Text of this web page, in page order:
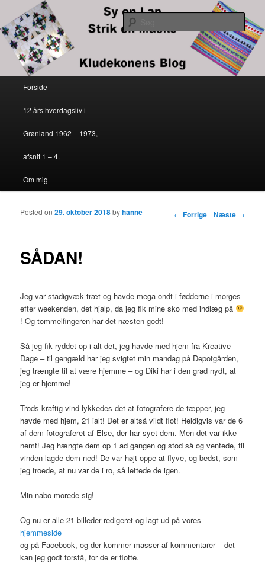
Sy en lap – strik en maske
Kludekonens blog
Søg
Fortsæt til primært indhold
Fortsæt til sekundært indhold
Forside
12 års hverdagsliv i
Grønland 1962 – 1973,
afsnit 1 – 4.
Om mig
Indlægs navigation
← Forrige Næste →
SÅDAN!
Posted on29. oktober 2018byhanne
Jeg var stadigvæk træt og havde mega ondt i fødderne i morges
efter weekenden, det hjalp, da jeg fik mine sko med indlæg på
! Og tommelfingeren har det næsten godt!
Så jeg fik ryddet op i alt det, jeg havde med hjem fra Kreative
Dage – til gengæld har jeg svigtet min mandag på Depotgården,
jeg trængte til at være hjemme – og Diki har i den grad nydt, at
jeg er hjemme!
Trods kraftig vind lykkedes det at fotografere de tæpper, jeg
havde med hjem, 21 ialt! Det er altså vildt flot! Heldigvis var de 6
af dem fotograferet af Else, der har syet dem. Men det var ikke
nemt! Jeg hængte dem op 1 ad gangen og stod så og ventede, til
vinden lagde dem ned! De var højt oppe at flyve, og bedst, som
jeg troede, at nu var de i ro, så lettede de igen.
Min nabo morede sig!
Og nu er alle 21 billeder redigeret og lagt ud på vores
hjemmeside
og på Facebook, og der kommer masser af kommentarer – det
kan jeg godt forstå, for de er flotte.